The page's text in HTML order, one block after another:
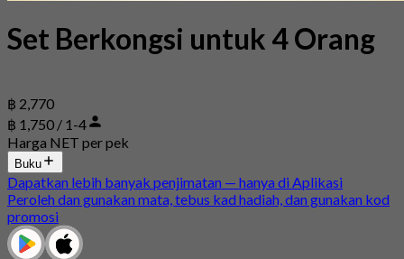
Set Berkongsi untuk 4 Orang
฿ 2,770
฿ 1,750 / 1-4
Harga NET per pek
Buku
Dapatkan lebih banyak penjimatan — hanya di Aplikasi
Peroleh dan gunakan mata, tebus kad hadiah, dan gunakan kod
promosi